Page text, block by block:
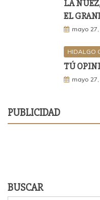
LA
EL
mayo 27,
HIDALGO
TÚ
mayo 27,
PUBLICIDAD
BUSCAR